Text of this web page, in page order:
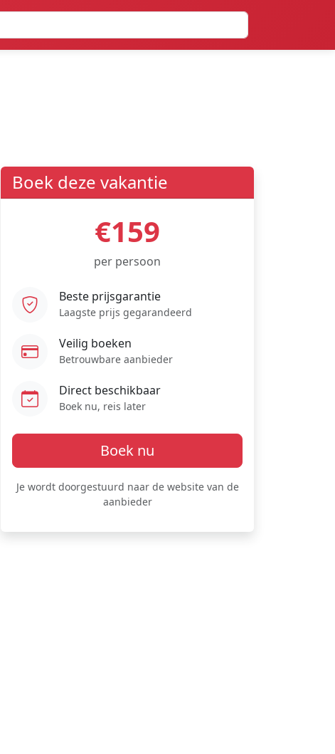
Boek deze vakantie
€159
per persoon
Beste prijsgarantie
Laagste prijs gegarandeerd
Veilig boeken
Betrouwbare aanbieder
Direct beschikbaar
Boek nu, reis later
Boek nu
Je wordt doorgestuurd naar de website van de
aanbieder